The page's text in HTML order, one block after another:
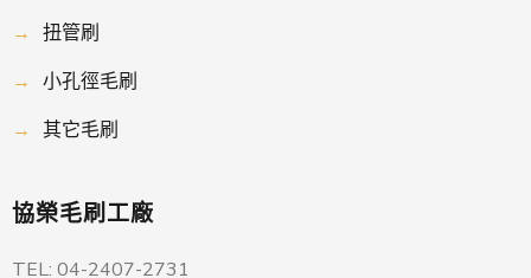
→ 扭管刷
→ 小孔徑毛刷
→ 其它毛刷
協榮毛刷工廠
TEL: 04-2407-2731